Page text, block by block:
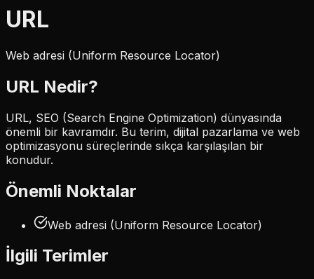
URL
Web adresi (Uniform Resource Locator)
URL Nedir?
URL, SEO (Search Engine Optimization) dünyasında
önemli bir kavramdır. Bu terim, dijital pazarlama ve web
optimizasyonu süreçlerinde sıkça karşılaşılan bir
konudur.
Önemli Noktalar
Web adresi (Uniform Resource Locator)
İlgili Terimler